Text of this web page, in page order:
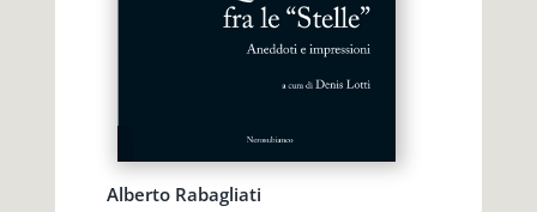
Alberto Rabagliati